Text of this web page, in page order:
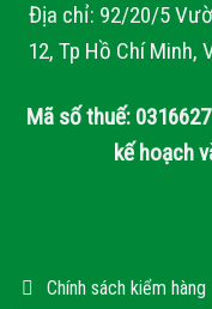
Địa chỉ: 92/20/5
12, Tp Hồ Chí Minh,
Mã số thuế:
kế hoạch
Chính sách kiểm hàng